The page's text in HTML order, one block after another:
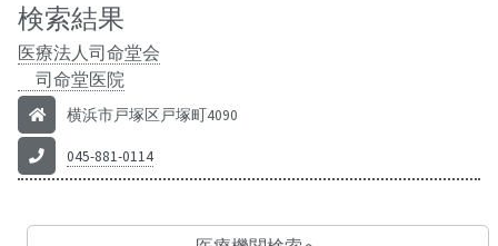
検索結果
医療法人司命堂会
司命堂医院
横浜市戸塚区戸塚町4090
045-881-0114